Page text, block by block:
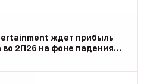
ждет прибыль
во 2П26 на фоне падения